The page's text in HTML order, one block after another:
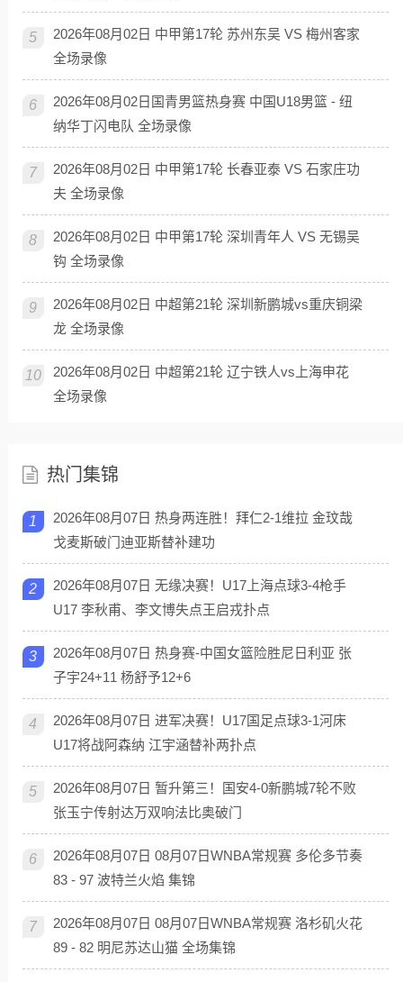
5
2026年08月02日 中甲第17轮 苏州东吴 VS 梅州客家
全场录像
6
2026年08月02日国青男篮热身赛 中国U18男篮 - 纽
纳华丁闪电队 全场录像
7
2026年08月02日 中甲第17轮 长春亚泰 VS 石家庄功
夫 全场录像
8
2026年08月02日 中甲第17轮 深圳青年人 VS 无锡吴
钩 全场录像
9
2026年08月02日 中超第21轮 深圳新鹏城vs重庆铜梁
龙 全场录像
10
2026年08月02日 中超第21轮 辽宁铁人vs上海申花
全场录像
热门集锦
1
2026年08月07日 热身两连胜！拜仁2-1维拉 金玟哉
戈麦斯破门迪亚斯替补建功
2
2026年08月07日 无缘决赛！U17上海点球3-4枪手
U17 李秋甫、李文博失点王启戎扑点
3
2026年08月07日 热身赛-中国女篮险胜尼日利亚 张
子宇24+11 杨舒予12+6
4
2026年08月07日 进军决赛！U17国足点球3-1河床
U17将战阿森纳 江宇涵替补两扑点
5
2026年08月07日 暂升第三！国安4-0新鹏城7轮不败
张玉宁传射达万双响法比奥破门
6
2026年08月07日 08月07日WNBA常规赛 多伦多节奏
83 - 97 波特兰火焰 集锦
7
2026年08月07日 08月07日WNBA常规赛 洛杉矶火花
89 - 82 明尼苏达山猫 全场集锦